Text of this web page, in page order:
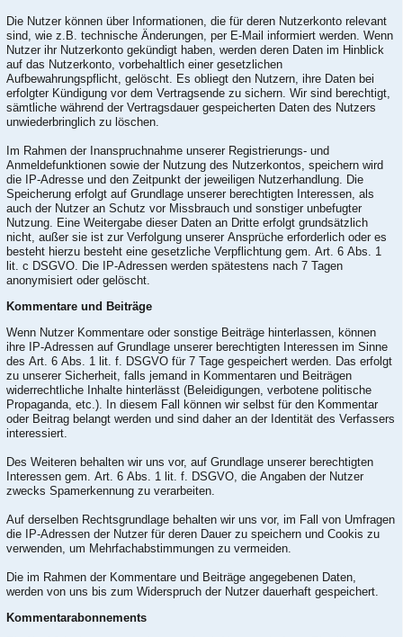
Die Nutzer können über Informationen, die für deren Nutzerkonto relevant
sind, wie z.B. technische Änderungen, per E-Mail informiert werden. Wenn
Nutzer ihr Nutzerkonto gekündigt haben, werden deren Daten im Hinblick
auf das Nutzerkonto, vorbehaltlich einer gesetzlichen
Aufbewahrungspflicht, gelöscht. Es obliegt den Nutzern, ihre Daten bei
erfolgter Kündigung vor dem Vertragsende zu sichern. Wir sind berechtigt,
sämtliche während der Vertragsdauer gespeicherten Daten des Nutzers
unwiederbringlich zu löschen.
Im Rahmen der Inanspruchnahme unserer Registrierungs- und
Anmeldefunktionen sowie der Nutzung des Nutzerkontos, speichern wird
die IP-Adresse und den Zeitpunkt der jeweiligen Nutzerhandlung. Die
Speicherung erfolgt auf Grundlage unserer berechtigten Interessen, als
auch der Nutzer an Schutz vor Missbrauch und sonstiger unbefugter
Nutzung. Eine Weitergabe dieser Daten an Dritte erfolgt grundsätzlich
nicht, außer sie ist zur Verfolgung unserer Ansprüche erforderlich oder es
besteht hierzu besteht eine gesetzliche Verpflichtung gem. Art. 6 Abs. 1
lit. c DSGVO. Die IP-Adressen werden spätestens nach 7 Tagen
anonymisiert oder gelöscht.
Kommentare und Beiträge
Wenn Nutzer Kommentare oder sonstige Beiträge hinterlassen, können
ihre IP-Adressen auf Grundlage unserer berechtigten Interessen im Sinne
des Art. 6 Abs. 1 lit. f. DSGVO für 7 Tage gespeichert werden. Das erfolgt
zu unserer Sicherheit, falls jemand in Kommentaren und Beiträgen
widerrechtliche Inhalte hinterlässt (Beleidigungen, verbotene politische
Propaganda, etc.). In diesem Fall können wir selbst für den Kommentar
oder Beitrag belangt werden und sind daher an der Identität des Verfassers
interessiert.
Des Weiteren behalten wir uns vor, auf Grundlage unserer berechtigten
Interessen gem. Art. 6 Abs. 1 lit. f. DSGVO, die Angaben der Nutzer
zwecks Spamerkennung zu verarbeiten.
Auf derselben Rechtsgrundlage behalten wir uns vor, im Fall von Umfragen
die IP-Adressen der Nutzer für deren Dauer zu speichern und Cookis zu
verwenden, um Mehrfachabstimmungen zu vermeiden.
Die im Rahmen der Kommentare und Beiträge angegebenen Daten,
werden von uns bis zum Widerspruch der Nutzer dauerhaft gespeichert.
Kommentarabonnements